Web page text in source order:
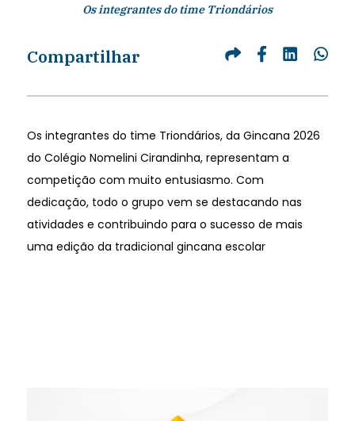
Os integrantes do time Triondários
Compartilhar
Os integrantes do time Triondários, da Gincana 2026
do Colégio Nomelini Cirandinha, representam a
competição com muito entusiasmo. Com
dedicação, todo o grupo vem se destacando nas
atividades e contribuindo para o sucesso de mais
uma edição da tradicional gincana escolar